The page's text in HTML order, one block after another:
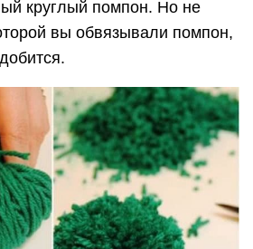
круглый помпон. Но не
вы обвязывали помпон,